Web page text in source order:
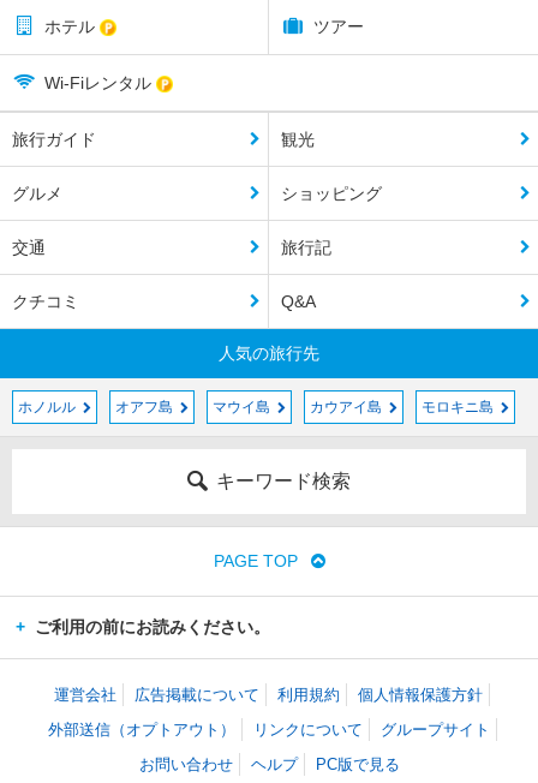
ホテル ツアー
Wi-Fiレンタル
旅行ガイド 観光
グルメ ショッピング
交通 旅行記
クチコミ Q&A
人気の旅行先
ホノルル オアフ島 マウイ島 カウアイ島 モロキニ島
キーワード検索
PAGE TOP
ご利用の前にお読みください。
運営会社 広告掲載について 利用規約
個人情報保護方針
外部送信（オプトアウト）
リンクについて
グループサイト
お問い合わせ
ヘルプ PC版で見る